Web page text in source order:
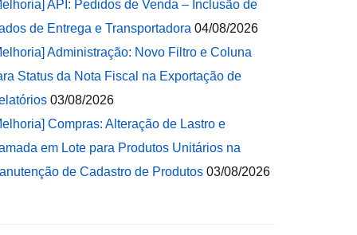
API: Pedidos de Venda – Inclusão de
de Entrega e Transportadora 04/08/2026
Administração: Novo Filtro e Coluna
Status da Nota Fiscal na Exportação de
03/08/2026
Compras: Alteração de Lastro e
em Lote para Produtos Unitários na
de Cadastro de Produtos 03/08/2026